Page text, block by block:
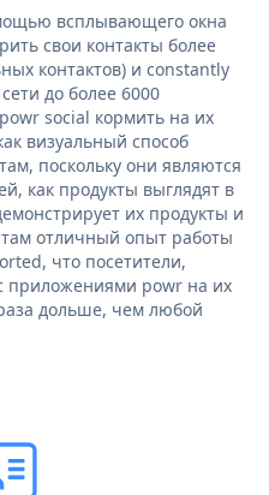
всплывающего окна
свои контакты более
контактов) и constantly
до более 6000
social кормить на их
визуальный способ
поскольку они являются
как продукты выглядят в
их продукты и
отличный опыт работы
что посетители,
приложениями powr на их
дольше, чем любой